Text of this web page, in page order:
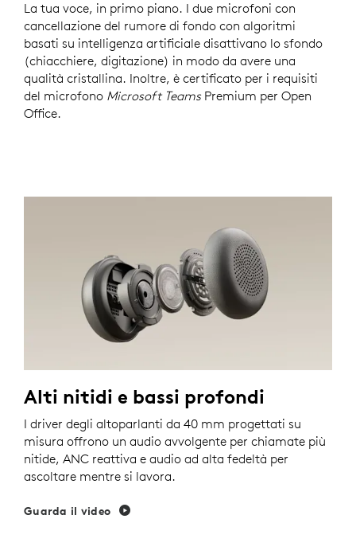
La tua voce, in primo piano. I due microfoni con
cancellazione del rumore di fondo con algoritmi
basati su intelligenza artificiale disattivano lo sfondo
(chiacchiere, digitazione) in modo da avere una
qualità cristallina. Inoltre, è certificato per i requisiti
del microfono Microsoft TeamsPremium per Open
Office.
Alti nitidi e bassi profondi
I driver degli altoparlanti da 40 mm progettati su
misura offrono un audio avvolgente per chiamate più
nitide, ANC reattiva e audio ad alta fedeltà per
ascoltare mentre si lavora.
Guarda il video